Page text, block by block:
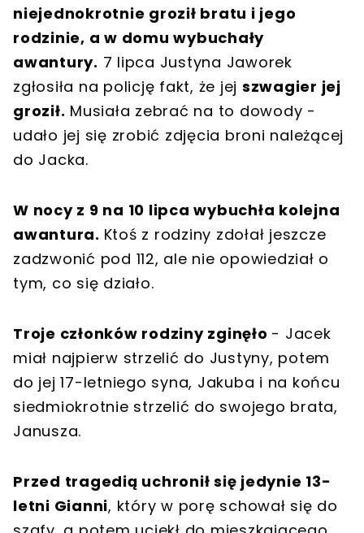
niejednokrotnie groził bratu i jego
rodzinie, a w domu wybuchały
awantury. 7 lipca Justyna Jaworek
zgłosiła na policję fakt, że jej szwagier jej
groził. Musiała zebrać na to dowody -
udało jej się zrobić zdjęcia broni należącej
do Jacka.
W nocy z 9 na 10 lipca wybuchła kolejna
awantura. Ktoś z rodziny zdołał jeszcze
zadzwonić pod 112, ale nie opowiedział o
tym, co się działo.
Troje członków rodziny zginęło - Jacek
miał najpierw strzelić do Justyny, potem
do jej 17-letniego syna, Jakuba i na końcu
siedmiokrotnie strzelić do swojego brata,
Janusza.
Przed tragedią uchronił się jedynie 13-
letni Gianni, który w porę schował się do